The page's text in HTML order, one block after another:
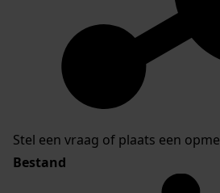
Stel een vraag of plaats een
Bestand